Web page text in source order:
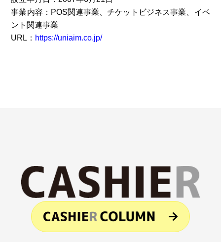
事業内容：POS関連事業、チケットビジネス事業、イベ
ント関連事業
URL： https://uniaim.co.jp/